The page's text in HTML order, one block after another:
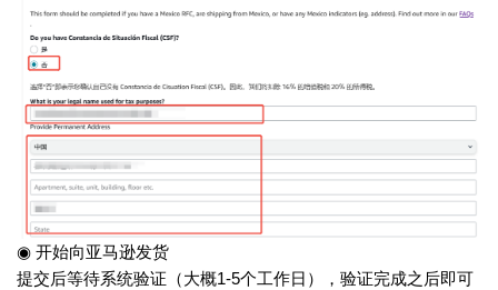
◉ 开始向亚马逊发货
提交后等待系统验证（大概1-5个工作日），验证完成之后即可